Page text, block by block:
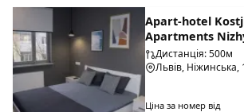
проголосили про вихід з
Патріархії і відновлення Української
Православної Церкви в Україні.2000 рік-
стіни храму було захоронено тлінні
УАПЦ Димитрія.
Apart-hotel
Apartments
Дистанція: 500м
Львів, Ніжинська,
Ціна за номер від